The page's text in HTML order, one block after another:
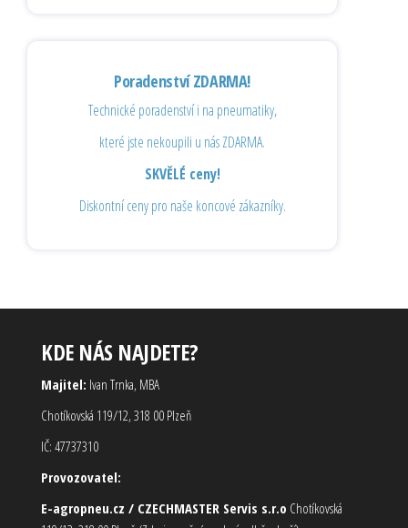
Poradenství ZDARMA!
Technické poradenství i na pneumatiky,
které jste nekoupili u nás ZDARMA.
SKVĚLÉ ceny!
Diskontní ceny pro naše koncové zákazníky.
KDE NÁS NAJDETE?
Majitel: Ivan Trnka, MBA
Chotíkovská 119/12, 318 00 Plzeň
IČ: 47737310
Provozovatel:
E-agropneu.cz / CZECHMASTER Servis s.r.o Chotíkovská